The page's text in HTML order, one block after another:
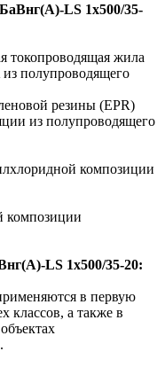
LS 1х500/35-
токопроводящая жила
полупроводящего
резины (EPR)
из полупроводящего
композиции
композиции
LS 1х500/35-20:
в первую
классов, а также в